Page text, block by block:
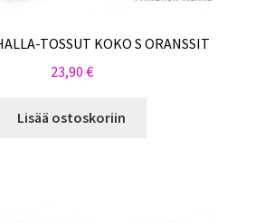
TOSSUT KOKO S ORANSSIT
23,90 €
Lisää ostoskoriin